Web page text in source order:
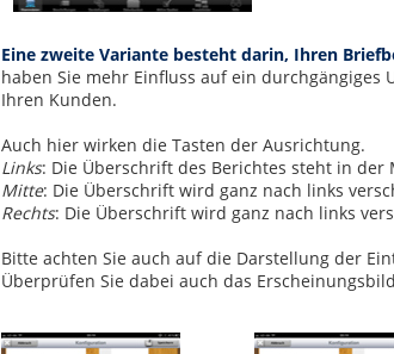
Eine zweite Variante besteht darin, Ihren
haben Sie mehr Einfluss auf ein
Ihren Kunden.
Auch hier wirken die Tasten der Ausrichtung.
Links: Die Überschrift des Berichtes steht in der
Mitte: Die Überschrift wird ganz nach links
Rechts: Die Überschrift wird ganz nach links
Bitte achten Sie auch auf die Darstellung der
Überprüfen Sie dabei auch das